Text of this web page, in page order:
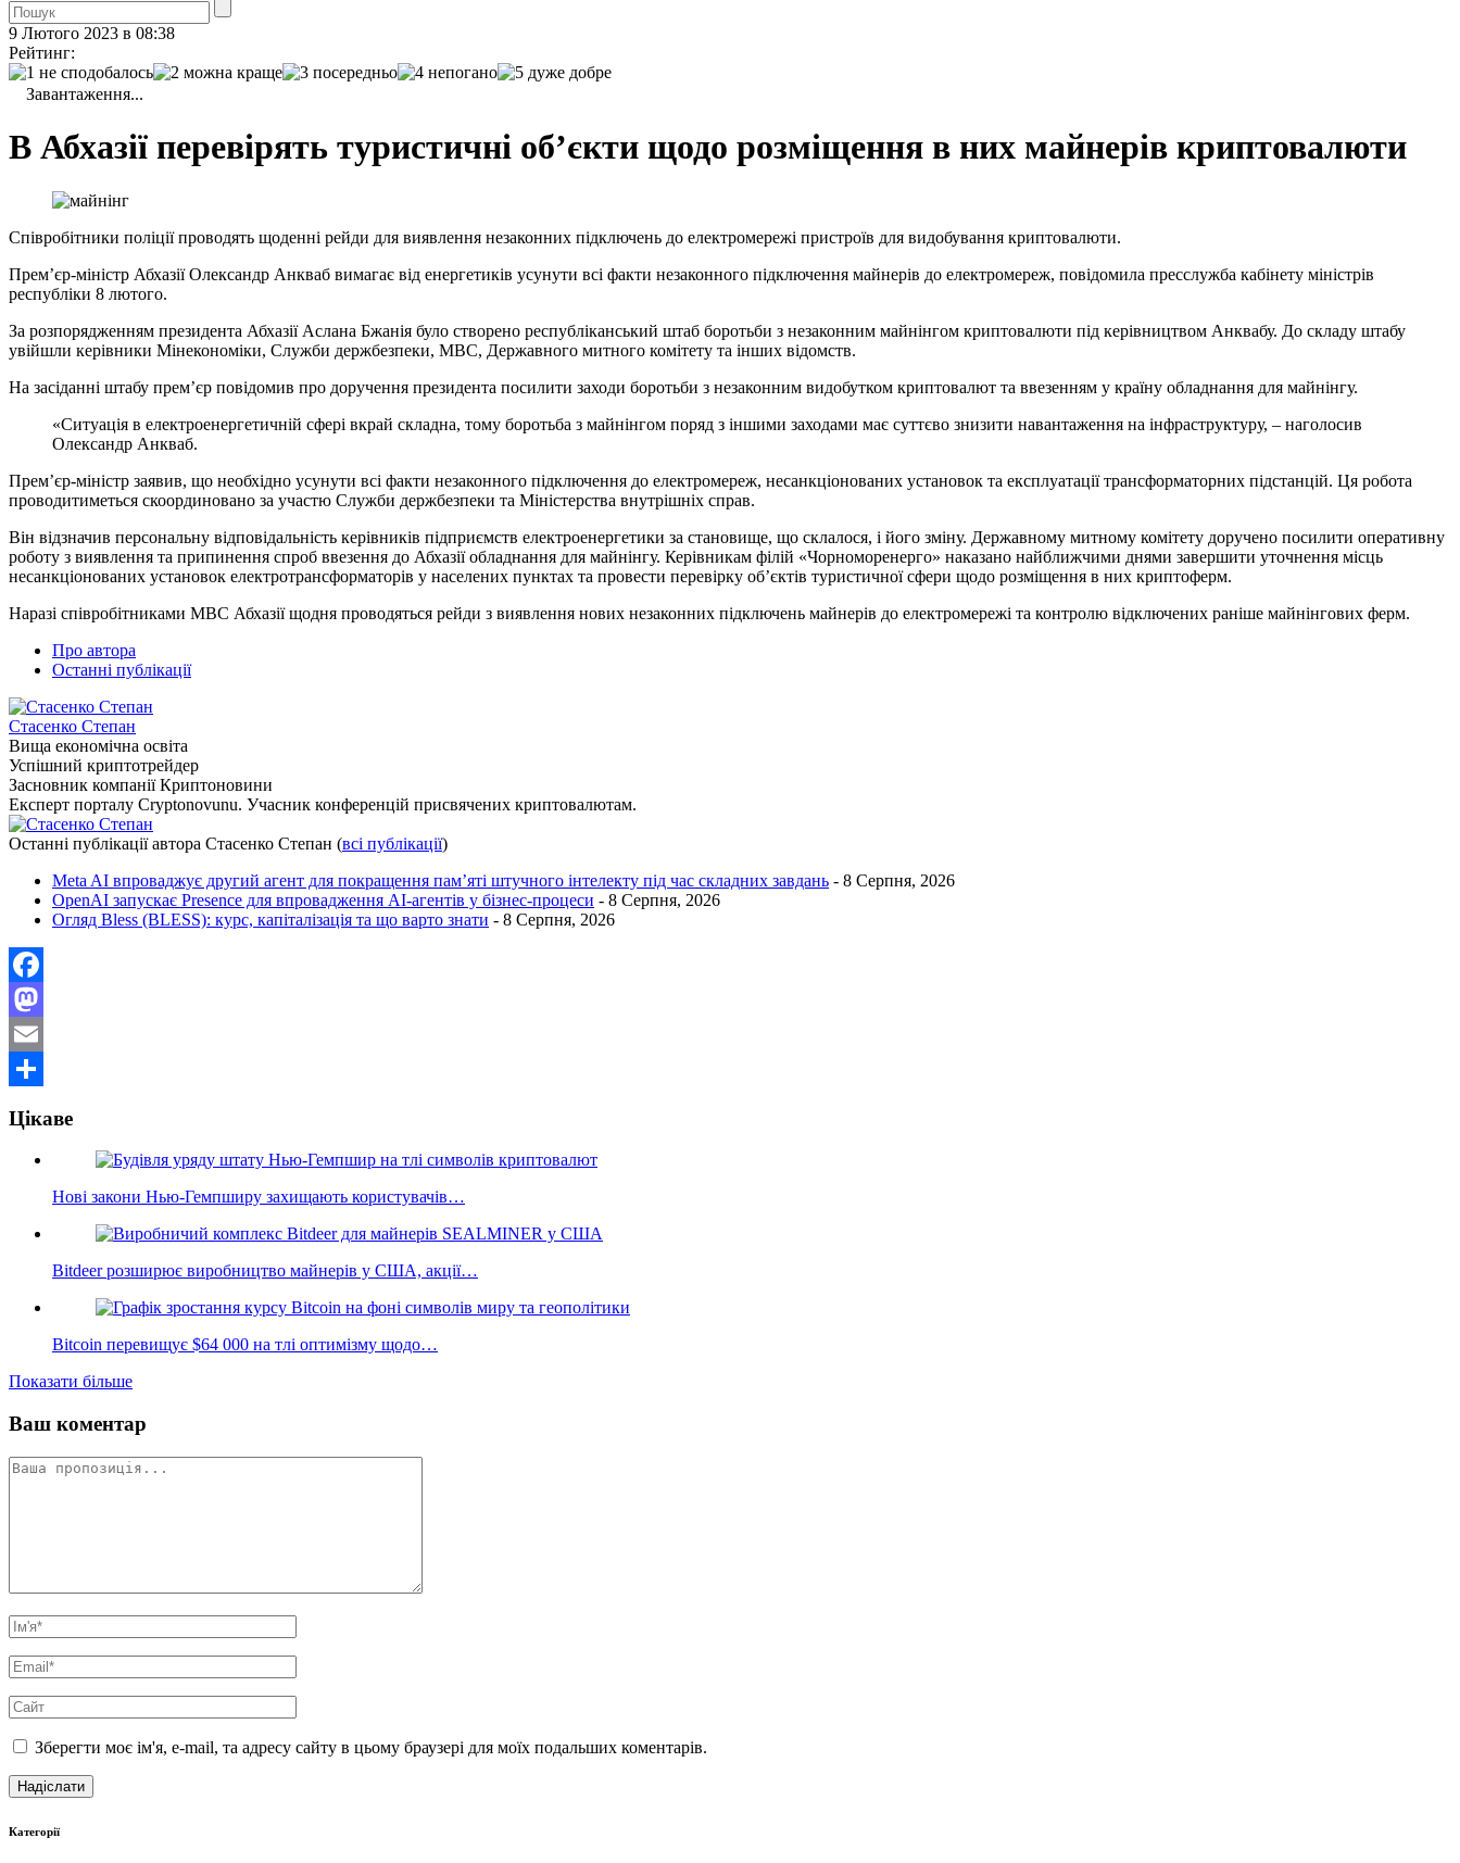
9 Лютого 2023 в 08:38
Рейтинг:
Завантаження...
В Абхазії перевірять туристичні об’єкти щодо розміщення в них майнерів криптовалюти
Співробітники поліції проводять щоденні рейди для виявлення незаконних підключень до електромережі пристроїв для видобування криптовалюти.
Прем’єр-міністр Абхазії Олександр Анкваб вимагає від енергетиків усунути всі факти незаконного підключення майнерів до електромереж, повідомила пресслужба кабінету міністрів
республіки 8 лютого.
За розпорядженням президента Абхазії Аслана Бжанія було створено республіканський штаб боротьби з незаконним майнінгом криптовалюти під керівництвом Анквабу. До складу штабу
увійшли керівники Мінекономіки, Служби держбезпеки, МВС, Державного митного комітету та інших відомств.
На засіданні штабу прем’єр повідомив про доручення президента посилити заходи боротьби з незаконним видобутком криптовалют та ввезенням у країну обладнання для майнінгу.
«Ситуація в електроенергетичній сфері вкрай складна, тому боротьба з майнінгом поряд з іншими заходами має суттєво знизити навантаження на інфраструктуру, – наголосив
Олександр Анкваб.
Прем’єр-міністр заявив, що необхідно усунути всі факти незаконного підключення до електромереж, несанкціонованих установок та експлуатації трансформаторних підстанцій. Ця робота
проводитиметься скоординовано за участю Служби держбезпеки та Міністерства внутрішніх справ.
Він відзначив персональну відповідальність керівників підприємств електроенергетики за становище, що склалося, і його зміну. Державному митному комітету доручено посилити оперативну
роботу з виявлення та припинення спроб ввезення до Абхазії обладнання для майнінгу. Керівникам філій «Чорноморенерго» наказано найближчими днями завершити уточнення місць
несанкціонованих установок електротрансформаторів у населених пунктах та провести перевірку об’єктів туристичної сфери щодо розміщення в них криптоферм.
Наразі співробітниками МВС Абхазії щодня проводяться рейди з виявлення нових незаконних підключень майнерів до електромережі та контролю відключених раніше майнінгових ферм.
Про автора
Останні публікації
Стасенко Степан
Вища економічна освіта
Успішний криптотрейдер
Засновник компанії Криптоновини
Експерт порталу Cryptonovunu. Учасник конференцій присвячених криптовалютам.
Останні публікації автора Стасенко Степан (всі публікації)
Meta AI впроваджує другий агент для покращення пам’яті штучного інтелекту під час складних завдань - 8 Серпня, 2026
OpenAI запускає Presence для впровадження AI-агентів у бізнес-процеси - 8 Серпня, 2026
Огляд Bless (BLESS): курс, капіталізація та що варто знати - 8 Серпня, 2026
Facebook
Mastodon
Email
Цікаве
Нові закони Нью-Гемпширу захищають користувачів…
Bitdeer розширює виробництво майнерів у США, акції…
Bitcoin перевищує $64 000 на тлі оптимізму щодо…
Показати більше
Ваш коментар
Зберегти моє ім'я, e-mail, та адресу сайту в цьому браузері для моїх подальших коментарів.
Категорії